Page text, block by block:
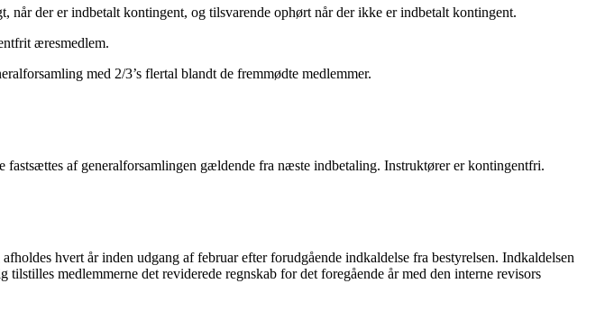
når der er indbetalt kontingent, og tilsvarende ophørt når der ikke er indbetalt kontingent.
æresmedlem.
med 2/3’s flertal blandt de fremmødte medlemmer.
af generalforsamlingen gældende fra næste indbetaling. Instruktører er kontingentfri.
hvert år inden udgang af februar efter forudgående indkaldelse fra bestyrelsen. Indkaldelsen
medlemmerne det reviderede regnskab for det foregående år med den interne revisors